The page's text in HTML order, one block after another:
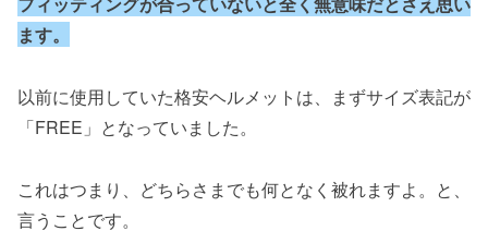
ます。
以前に使用していた格安ヘルメットは、まずサイズ表記が
「FREE」となっていました。
これはつまり、どちらさまでも何となく被れますよ。と、
言うことです。